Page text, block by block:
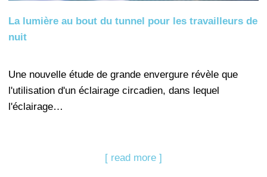
La lumière au bout du tunnel pour les travailleurs de
nuit
Une nouvelle étude de grande envergure révèle que
l'utilisation d'un éclairage circadien, dans lequel
l'éclairage…
[ read more ]